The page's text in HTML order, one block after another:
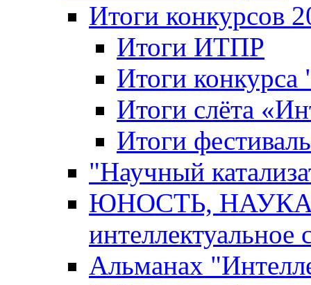
Итоги конкурсов
Итоги ИТПР
Итоги
Итоги слёта
Итоги
"Научный
ЮНОСТЬ,
интеллектуальное
Альманах